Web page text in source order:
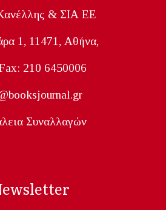
& ΣΙΑ ΕΕ
1, 11471, Aθήνα,
210 6450006
Συναλλαγών